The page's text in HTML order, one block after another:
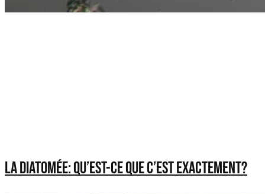
La diatomée: qu’est-ce que c’est exactement?